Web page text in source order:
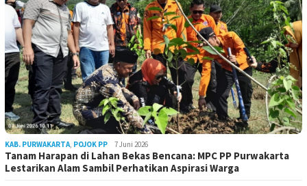
KAB. PURWAKARTA, POJOK PP 7 Juni 2026
Tanam Harapan di Lahan Bekas Bencana: MPC PP Purwakarta
Lestarikan Alam Sambil Perhatikan Aspirasi Warga